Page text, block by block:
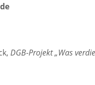
DGB-Projekt „Was